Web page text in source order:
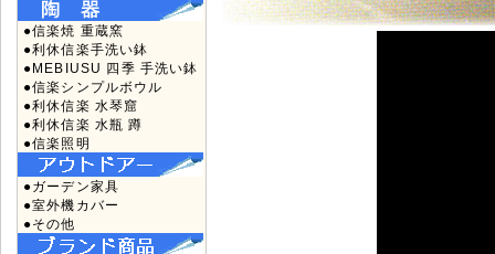
●信楽焼 重蔵窯
●利休信楽手洗い鉢
●MEBIUSU 四季 手洗い鉢
●信楽シンプルボウル
●利休信楽 水琴窟
●利休信楽 水瓶 蹲
●信楽照明
●ガーデン家具
●室外機カバー
●その他